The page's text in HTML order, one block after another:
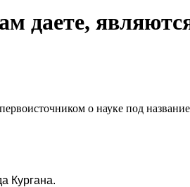
даете,
о науке под
Кургана.